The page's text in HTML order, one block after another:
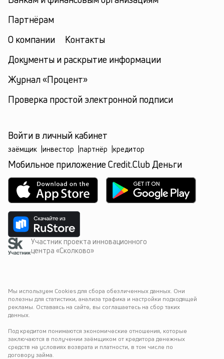
Партнёрам
О компании
Контакты
Документы и раскрытие информации
Журнал «Процент»
Проверка простой электронной подписи
Мы используем Cookies для сбора обезличенных данных. Они
полезны для статистики, анализа трафика и настройки подходящей
рекламы. Оставаясь на сайте, вы соглашаетесь на сбор таких
данных.
Под кредитом понимаются экономические отношения, которые
заключаются в получении заёмщиком от кредитора денежных
средств на условиях возврата и платности, в том числе по
договору займа.
Войти в личный кабинет
заёмщик инвестор партнёр кредитор
Мобильное приложение Credit.Club Деньги
Участник проекта инновационного
центра «Сколково»